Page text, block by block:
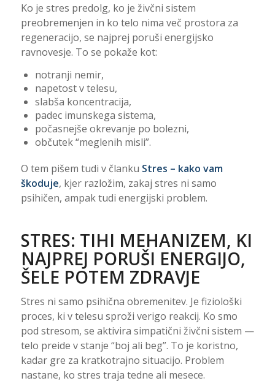
Ko je stres predolg, ko je živčni sistem
preobremenjen in ko telo nima več prostora za
regeneracijo, se najprej poruši energijsko
ravnovesje. To se pokaže kot:
notranji nemir,
napetost v telesu,
slabša koncentracija,
padec imunskega sistema,
počasnejše okrevanje po bolezni,
občutek “meglenih misli”.
O tem pišem tudi v članku Stres – kako vam
škoduje, kjer razložim, zakaj stres ni samo
psihičen, ampak tudi energijski problem.
STRES: TIHI MEHANIZEM, KI
NAJPREJ PORUŠI ENERGIJO,
ŠELE POTEM ZDRAVJE
Stres ni samo psihična obremenitev. Je fiziološki
proces, ki v telesu sproži verigo reakcij. Ko smo
pod stresom, se aktivira simpatični živčni sistem —
telo preide v stanje “boj ali beg”. To je koristno,
kadar gre za kratkotrajno situacijo. Problem
nastane, ko stres traja tedne ali mesece.